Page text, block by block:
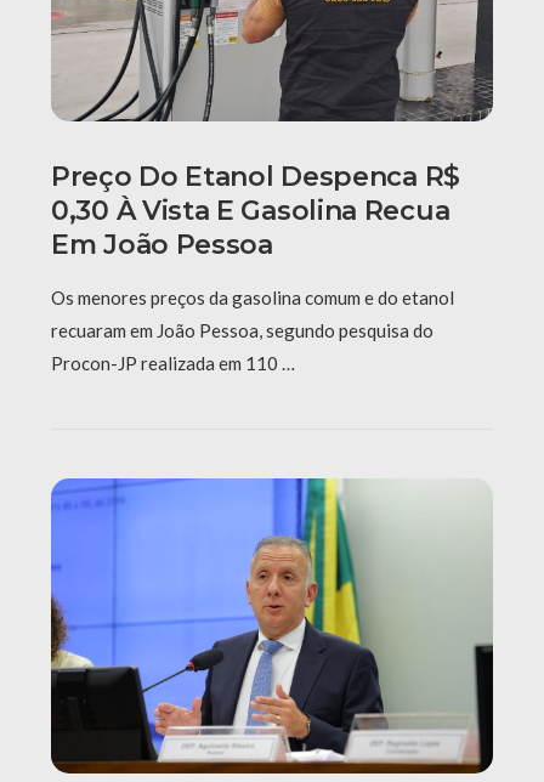
Preço Do Etanol Despenca R$
0,30 À Vista E Gasolina Recua
Em João Pessoa
Os menores preços da gasolina comum e do etanol
recuaram em João Pessoa, segundo pesquisa do
Procon-JP realizada em 110 …